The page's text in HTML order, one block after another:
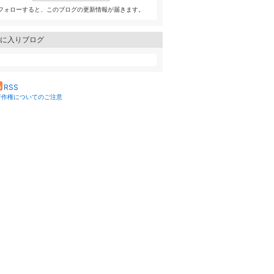
ォローすると、このブログの更新情報が届きます。
入りブログ
RSS
権についてのご注意